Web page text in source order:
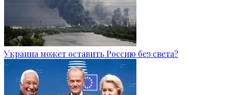
Украина может оставить Россию без света?